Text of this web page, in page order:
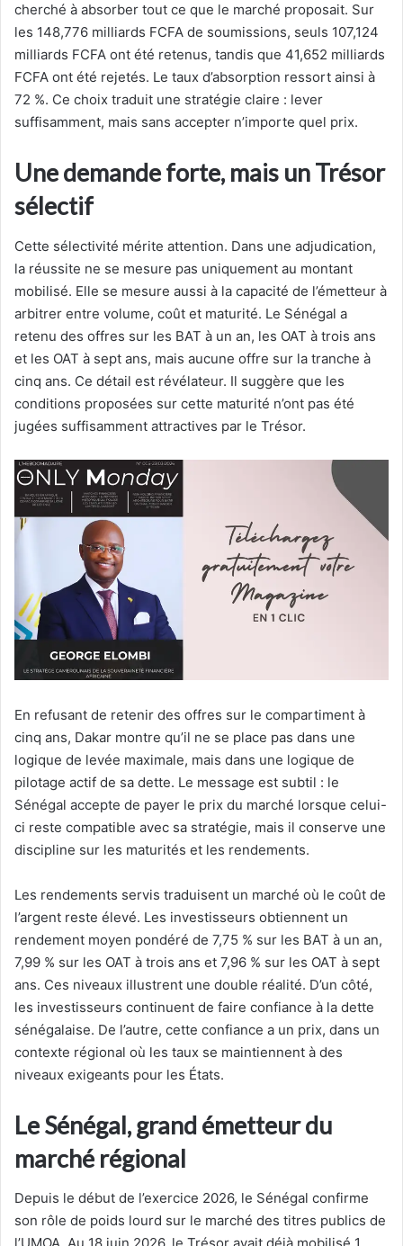
cherché à absorber tout ce que le marché proposait. Sur
les 148,776 milliards FCFA de soumissions, seuls 107,124
milliards FCFA ont été retenus, tandis que 41,652 milliards
FCFA ont été rejetés. Le taux d’absorption ressort ainsi à
72 %. Ce choix traduit une stratégie claire : lever
suffisamment, mais sans accepter n’importe quel prix.
Une demande forte, mais un Trésor
sélectif
Cette sélectivité mérite attention. Dans une adjudication,
la réussite ne se mesure pas uniquement au montant
mobilisé. Elle se mesure aussi à la capacité de l’émetteur à
arbitrer entre volume, coût et maturité. Le Sénégal a
retenu des offres sur les BAT à un an, les OAT à trois ans
et les OAT à sept ans, mais aucune offre sur la tranche à
cinq ans. Ce détail est révélateur. Il suggère que les
conditions proposées sur cette maturité n’ont pas été
jugées suffisamment attractives par le Trésor.
En refusant de retenir des offres sur le compartiment à
cinq ans, Dakar montre qu’il ne se place pas dans une
logique de levée maximale, mais dans une logique de
pilotage actif de sa dette. Le message est subtil : le
Sénégal accepte de payer le prix du marché lorsque celui-
ci reste compatible avec sa stratégie, mais il conserve une
discipline sur les maturités et les rendements.
Les rendements servis traduisent un marché où le coût de
l’argent reste élevé. Les investisseurs obtiennent un
rendement moyen pondéré de 7,75 % sur les BAT à un an,
7,99 % sur les OAT à trois ans et 7,96 % sur les OAT à sept
ans. Ces niveaux illustrent une double réalité. D’un côté,
les investisseurs continuent de faire confiance à la dette
sénégalaise. De l’autre, cette confiance a un prix, dans un
contexte régional où les taux se maintiennent à des
niveaux exigeants pour les États.
Le Sénégal, grand émetteur du
marché régional
Depuis le début de l’exercice 2026, le Sénégal confirme
son rôle de poids lourd sur le marché des titres publics de